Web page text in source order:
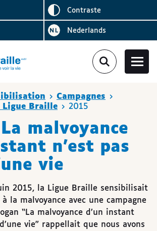
Inverser le
contraste
Bezoek de website in het
Nederlands
Campagnes
Ligue Braille
2015
malvoyance
n'est pas
vie
2015, la Ligue Braille sensibilisait
la malvoyance avec une campagne
“La malvoyance d’un instant
vie” rappellait que nous avons